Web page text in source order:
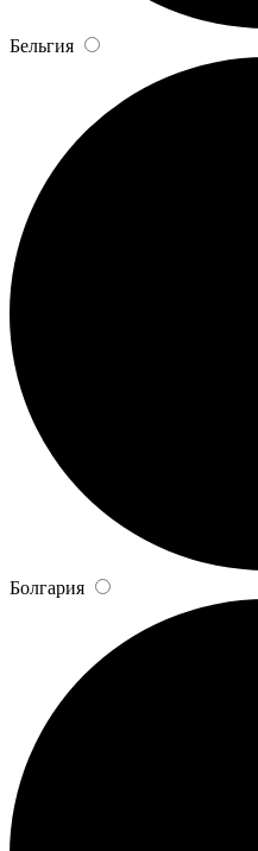
Бельгия
Болгария